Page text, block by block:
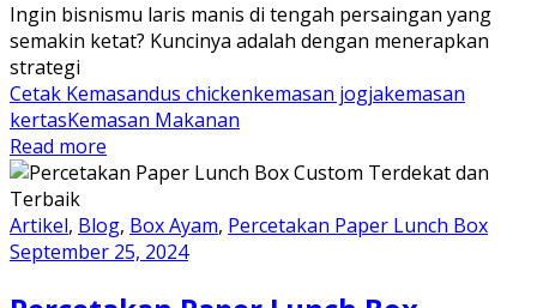
Ingin bisnismu laris manis di tengah persaingan yang
semakin ketat? Kuncinya adalah dengan menerapkan
strategi
Cetak Kemasandus chickenkemasan jogjakemasan
kertasKemasan Makanan
Read more
Artikel, Blog, Box Ayam, Percetakan Paper Lunch Box
September 25, 2024